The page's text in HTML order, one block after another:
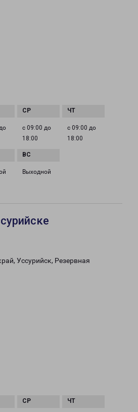
с 09:00 до
18:00
с 09:00 до
18:00
Выходной
Уссурийск, Резервная